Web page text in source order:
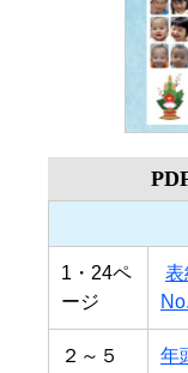
1・24ペ
ージ
表
２～５
年